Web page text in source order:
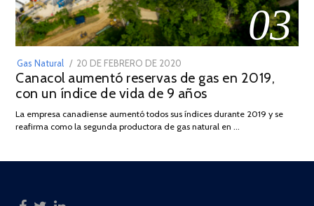
03
Gas Natural
POSTED
ON
20 DE FEBRERO DE 2020
DE
JULIO
2025
Canacol aumentó reservas de gas en 2019,
con un índice de vida de 9 años
La empresa canadiense aumentó todos sus índices durante 2019 y se
reafirma como la segunda productora de gas natural en …